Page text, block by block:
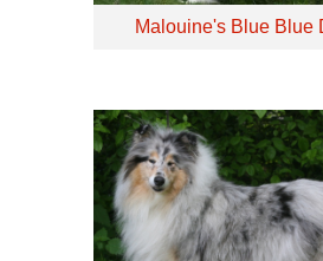
Malouine's Blue Blue